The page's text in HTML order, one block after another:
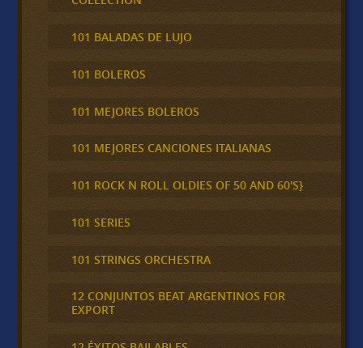
101 BALADAS DE LUJO
101 BOLEROS
101 MEJORES BOLEROS
101 MEJORES CANCIONES ITALIANAS
101 ROCK N ROLL OLDIES OF 50 AND 60'S}
101 SERIES
101 STRINGS ORCHESTRA
12 CONJUNTOS BEAT ARGENTINOS FOR
EXPORT